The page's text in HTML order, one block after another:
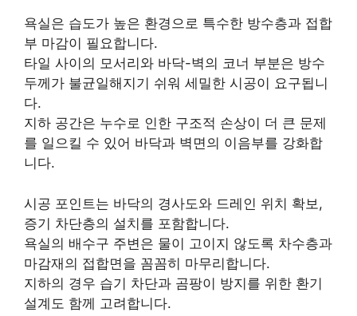
욕실은 습도가 높은 환경으로 특수한 방수층과 접합
부 마감이 필요합니다.
타일 사이의 모서리와 바닥-벽의 코너 부분은 방수
두께가 불균일해지기 쉬워 세밀한 시공이 요구됩니
다.
지하 공간은 누수로 인한 구조적 손상이 더 큰 문제
를 일으킬 수 있어 바닥과 벽면의 이음부를 강화합
니다.
시공 포인트는 바닥의 경사도와 드레인 위치 확보,
증기 차단층의 설치를 포함합니다.
욕실의 배수구 주변은 물이 고이지 않도록 차수층과
마감재의 접합면을 꼼꼼히 마무리합니다.
지하의 경우 습기 차단과 곰팡이 방지를 위한 환기
설계도 함께 고려합니다.